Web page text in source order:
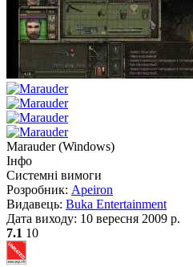
Marauder (Windows)
Інфо
Системні вимоги
Розробник: Apeiron
Видавець: Buka Entertainment
Дата виходу: 10 вересня 2009 р.
7.1 10